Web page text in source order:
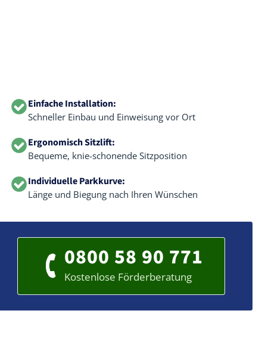
Einfache Installation:
Schneller Einbau und Einweisung vor Ort
Ergonomisch Sitzlift:
Bequeme, knie-schonende Sitzposition
Individuelle Parkkurve:
Länge und Biegung nach Ihren Wünschen
0800 58 90 771
Kostenlose Förderberatung